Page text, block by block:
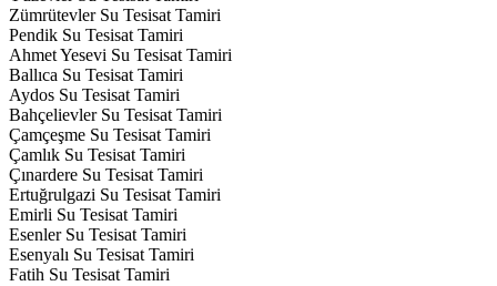
Zümrütevler Su Tesisat Tamiri
Pendik Su Tesisat Tamiri
Ahmet Yesevi Su Tesisat Tamiri
Ballıca Su Tesisat Tamiri
Aydos Su Tesisat Tamiri
Bahçelievler Su Tesisat Tamiri
Çamçeşme Su Tesisat Tamiri
Çamlık Su Tesisat Tamiri
Çınardere Su Tesisat Tamiri
Ertuğrulgazi Su Tesisat Tamiri
Emirli Su Tesisat Tamiri
Esenler Su Tesisat Tamiri
Esenyalı Su Tesisat Tamiri
Fatih Su Tesisat Tamiri